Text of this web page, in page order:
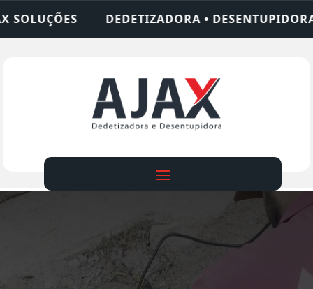
• DESENTUPIDORA • LIMPEZA DE FOSSA •